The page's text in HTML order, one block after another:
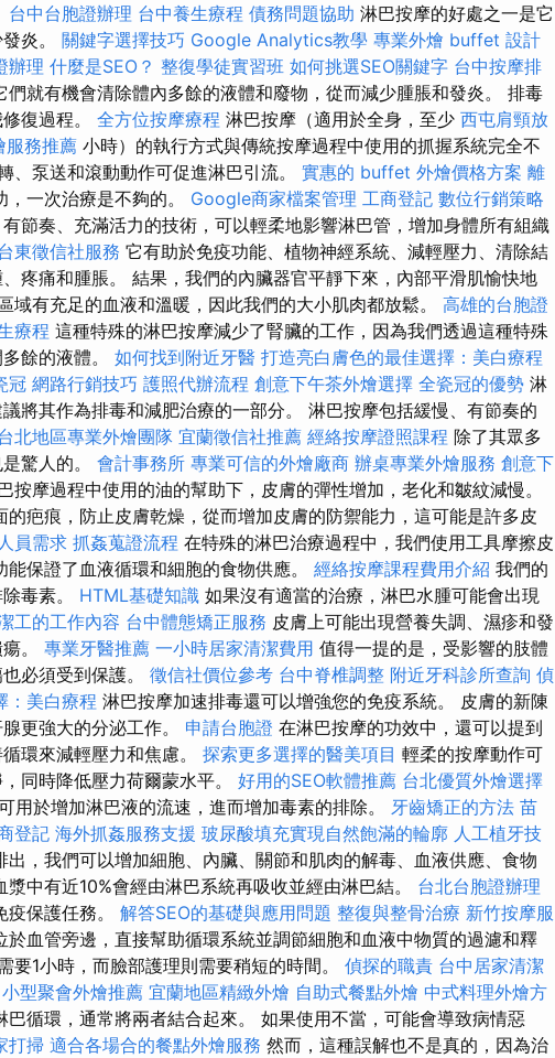
台中台胞證辦理 台中養生療程 債務問題協助 淋巴按摩的好處之一是它
炎。 關鍵字選擇技巧 Google Analytics教學 專業外燴 buffet 設計
辦理 什麼是SEO？ 整復學徒實習班 如何挑選SEO關鍵字 台中按摩排
們就有機會清除體內多餘的液體和廢物，從而減少腫脹和發炎。 排毒
復過程。 全方位按摩療程 淋巴按摩（適用於全身，至少 西屯肩頸放
服務推薦 小時）的執行方式與傳統按摩過程中使用的抓握系統完全不
、泵送和滾動動作可促進淋巴引流。 實惠的 buffet 外燴價格方案 離
一次治療是不夠的。 Google商家檔案管理 工商登記 數位行銷策略
節奏、充滿活力的技術，可以輕柔地影響淋巴管，增加身體所有組織
東徵信社服務 它有助於免疫功能、植物神經系統、減輕壓力、清除結
疼痛和腫脹。 結果，我們的內臟器官平靜下來，內部平滑肌愉快地
域有充足的血液和溫暖，因此我們的大小肌肉都放鬆。 高雄的台胞證
療程 這種特殊的淋巴按摩減少了腎臟的工作，因為我們透過這種特殊
餘的液體。 如何找到附近牙醫 打造亮白膚色的最佳選擇：美白療程
冠 網路行銷技巧 護照代辦流程 創意下午茶外燴選擇 全瓷冠的優勢 淋
將其作為排毒和減肥治療的一部分。 淋巴按摩包括緩慢、有節奏的
北地區專業外燴團隊 宜蘭徵信社推薦 經絡按摩證照課程 除了其眾多
驚人的。 會計事務所 專業可信的外燴廠商 辦桌專業外燴服務 創意下
按摩過程中使用的油的幫助下，皮膚的彈性增加，老化和皺紋減慢。
的疤痕，防止皮膚乾燥，從而增加皮膚的防禦能力，這可能是許多皮
員需求 抓姦蒐證流程 在特殊的淋巴治療過程中，我們使用工具摩擦皮
保證了血液循環和細胞的食物供應。 經絡按摩課程費用介紹 我們的
毒素。 HTML基礎知識 如果沒有適當的治療，淋巴水腫可能會出現
工的工作內容 台中體態矯正服務 皮膚上可能出現營養失調、濕疹和發
。 專業牙醫推薦 一小時居家清潔費用 值得一提的是，受影響的肢體
必須受到保護。 徵信社價位參考 台中脊椎調整 附近牙科診所查詢 偵
：美白療程 淋巴按摩加速排毒還可以增強您的免疫系統。 皮膚的新陳
更強大的分泌工作。 申請台胞證 在淋巴按摩的功效中，還可以提到
環來減輕壓力和焦慮。 探索更多選擇的醫美項目 輕柔的按摩動作可
同時降低壓力荷爾蒙水平。 好用的SEO軟體推薦 台北優質外燴選擇
用於增加淋巴液的流速，進而增加毒素的排除。 牙齒矯正的方法 苗
登記 海外抓姦服務支援 玻尿酸填充實現自然飽滿的輪廓 人工植牙技
，我們可以增加細胞、內臟、關節和肌肉的解毒、血液供應、食物
中有近10%會經由淋巴系統再吸收並經由淋巴結。 台北台胞證辦理
保護任務。 解答SEO的基礎與應用問題 整復與整骨治療 新竹按摩服
於血管旁邊，直接幫助循環系統並調節細胞和血液中物質的過濾和釋
要1小時，而臉部護理則需要稍短的時間。 偵探的職責 台中居家清潔
小型聚會外燴推薦 宜蘭地區精緻外燴 自助式餐點外燴 中式料理外燴方
循環，通常將兩者結合起來。 如果使用不當，可能會導致病情惡
打掃 適合各場合的餐點外燴服務 然而，這種誤解也不是真的，因為治